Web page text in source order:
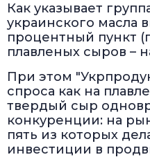
Как указывает
украинского масла
процентный пункт
плавленых сыров –
При этом
спроса как на
твердый сыр
конкуренции: на
пять из которых
инвестиции в